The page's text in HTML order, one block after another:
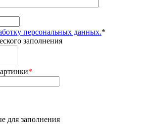
персональных данных.*
заполнения
*
для заполнения